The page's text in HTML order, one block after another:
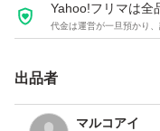
Yahoo!フリマは全
代金は運営が一旦預かり
出品者
マルコアイ